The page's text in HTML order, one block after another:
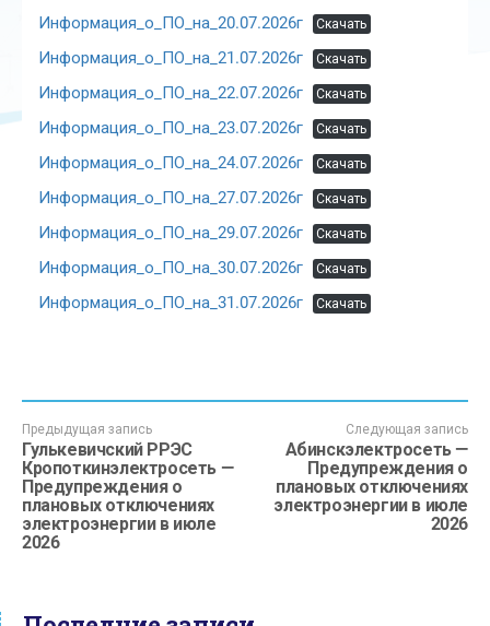
Информация_о_ПО_на_20.07.2026г Скачать
Информация_о_ПО_на_21.07.2026г Скачать
Информация_о_ПО_на_22.07.2026г Скачать
Информация_о_ПО_на_23.07.2026г Скачать
Информация_о_ПО_на_24.07.2026г Скачать
Информация_о_ПО_на_27.07.2026г Скачать
Информация_о_ПО_на_29.07.2026г Скачать
Информация_о_ПО_на_30.07.2026г Скачать
Информация_о_ПО_на_31.07.2026г Скачать
Предыдущая запись
Гулькевичский РРЭС
Кропоткинэлектросеть —
Предупреждения о
плановых отключениях
электроэнергии в июле
2026
Следующая запись
Абинскэлектросеть —
Предупреждения о
плановых отключениях
электроэнергии в июле
2026